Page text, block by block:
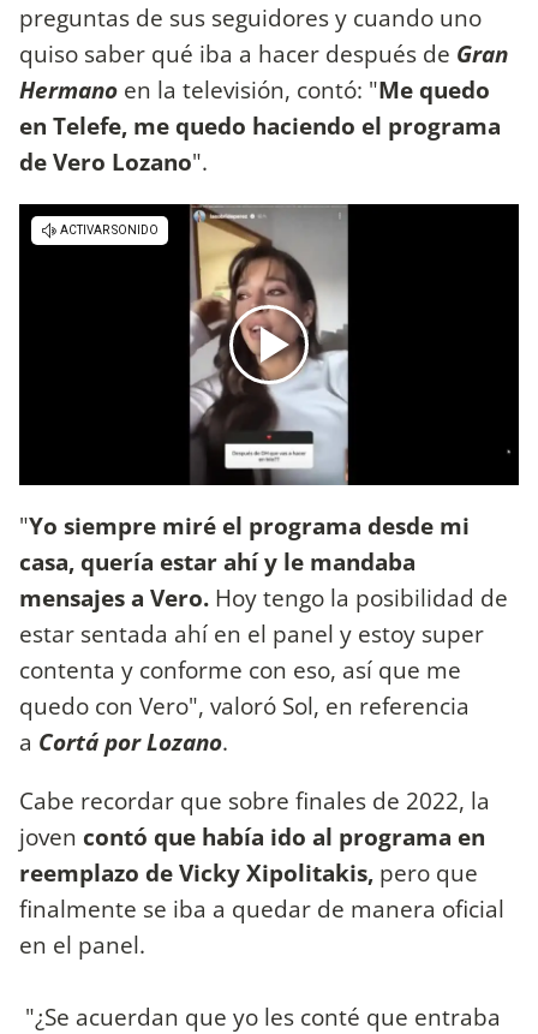
preguntas de sus seguidores y cuando uno
quiso saber qué iba a hacer después de Gran
Hermano en la televisión, contó: "Me quedo
en Telefe, me quedo haciendo el programa
de Vero Lozano".
"Yo siempre miré el programa desde mi
casa, quería estar ahí y le mandaba
mensajes a Vero. Hoy tengo la posibilidad de
estar sentada ahí en el panel y estoy super
contenta y conforme con eso, así que me
quedo con Vero", valoró Sol, en referencia
a Cortá por Lozano.
Cabe recordar que sobre finales de 2022, la
joven contó que había ido al programa en
reemplazo de Vicky Xipolitakis, pero que
finalmente se iba a quedar de manera oficial
en el panel.
"¿Se acuerdan que yo les conté que entraba